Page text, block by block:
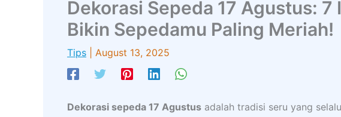
Dekorasi Sepeda 17 Agustus: 7
Bikin Sepedamu Paling Meriah!
Tips August 13, 2025
Dekorasi sepeda 17 Agustus adalah tradisi seru yang